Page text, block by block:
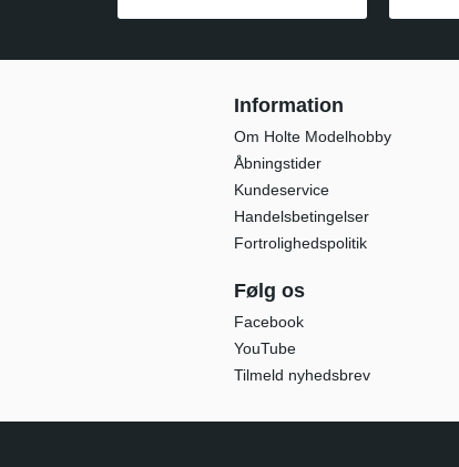
Information
Om Holte Modelhobby
Åbningstider
Kundeservice
Handelsbetingelser
Fortrolighedspolitik
Følg os
Facebook
YouTube
Tilmeld nyhedsbrev